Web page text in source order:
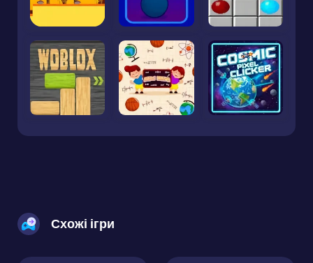
Схожі ігри